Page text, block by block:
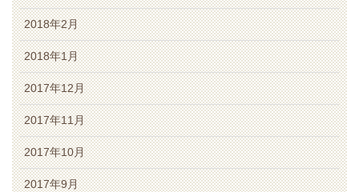
2018年2月
2018年1月
2017年12月
2017年11月
2017年10月
2017年9月